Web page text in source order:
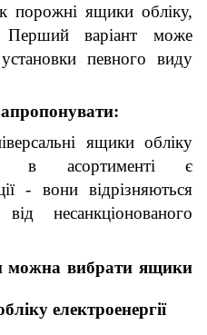
порожні ящики обліку,
варіант може
певного виду
ящики обліку
в асортименті є
- вони відрізняються
несанкціонованого
можна вибрати ящики